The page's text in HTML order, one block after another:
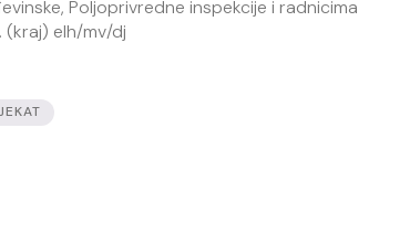
Poljoprivredne inspekcije i radnicima
(kraj) elh/mv/dj